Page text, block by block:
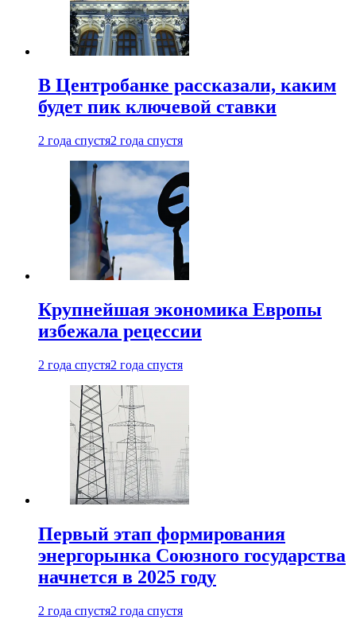
В Центробанке рассказали, каким
будет пик ключевой ставки
2 года спустя2 года спустя
Крупнейшая экономика Европы
избежала рецессии
2 года спустя2 года спустя
Первый этап формирования
энергорынка Союзного государства
начнется в 2025 году
2 года спустя2 года спустя